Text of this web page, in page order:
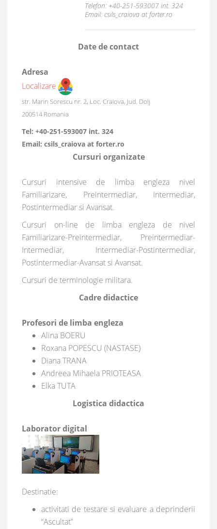
Telefon: +40-251-593007 int. 324
Email: csils_craiova at forter.ro
Date de contact
Adresa
Localizare
str. Marin Sorescu nr. 2, Loc. Craiova, Jud. Dolj
200514 Romania
Tel: +40-251-593007 int. 324
Email: csils_craiova at forter.ro
Cursuri organizate
Cursuri intensive de limba engleza nivel
Familiarizare, Preintermediar, Intermediar,
Postintermediar si Avansat.
Cursuri on-line de limba engleza de nivel
Familiarizare-Preintermediar, Preintermediar-
Intermediar, Intermediar-Postintermediar,
Postintermediar-Avansat si Avansat.
Cursuri de terminologie militara.
Cadre didactice
Profesori de limba engleza
Alina BOERU
Roxana POPESCU (NASTASE)
Diana TRANA
Andreea Mihaela PRIOTEASA
Elka TUTA
Logistica didactica
Laborator digital
Destinatie:
activitati de testare si evaluare a deprinderii
“Ascultat”